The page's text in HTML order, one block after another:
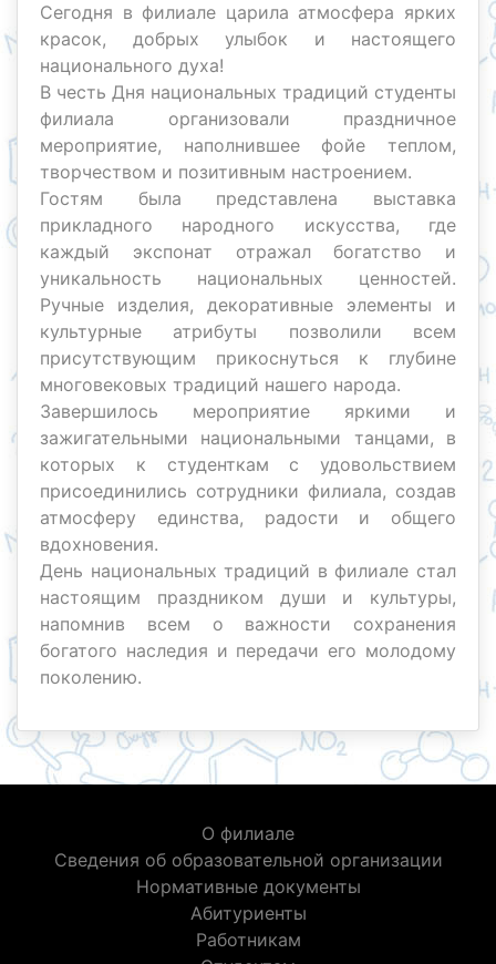
Сегодня в филиале царила атмосфера ярких
красок, добрых улыбок и настоящего
национального духа!
В честь Дня национальных традиций студенты
филиала организовали праздничное
мероприятие, наполнившее фойе теплом,
творчеством и позитивным настроением.
Гостям была представлена выставка
прикладного народного искусства, где
каждый экспонат отражал богатство и
уникальность национальных ценностей.
Ручные изделия, декоративные элементы и
культурные атрибуты позволили всем
присутствующим прикоснуться к глубине
многовековых традиций нашего народа.
Завершилось мероприятие яркими и
зажигательными национальными танцами, в
которых к студенткам с удовольствием
присоединились сотрудники филиала, создав
атмосферу единства, радости и общего
вдохновения.
День национальных традиций в филиале стал
настоящим праздником души и культуры,
напомнив всем о важности сохранения
богатого наследия и передачи его молодому
поколению.
О филиале
Сведения об образовательной организации
Нормативные документы
Абитуриенты
Работникам